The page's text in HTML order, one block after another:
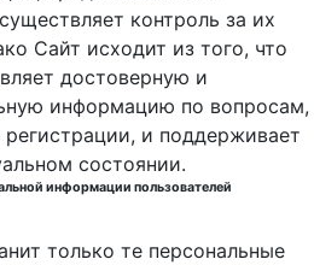
контроль за их
Сайт исходит из того, что
достоверную и
информацию по вопросам,
и поддерживает
состоянии.
информации пользователей
только те персональные